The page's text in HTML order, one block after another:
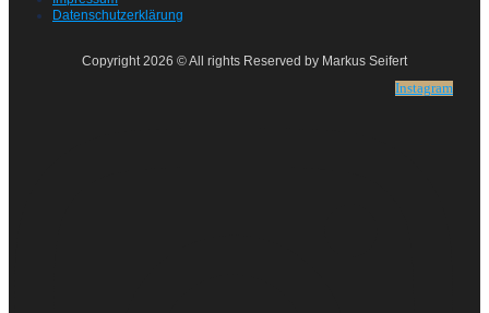
Datenschutzerklärung
Copyright 2026 © All rights Reserved by Markus Seifert
Instagram